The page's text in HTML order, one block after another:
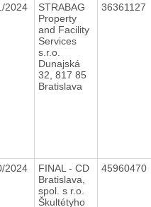
2024
STRABAG
Property
and Facility
Services
s.r.o.
Dunajská
32, 817 85
Bratislava
36361127
2024
FINAL - CD
Bratislava,
spol. s r.o.
Škultétyho
45960470